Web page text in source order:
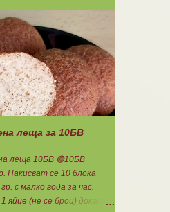
на мазнини. Подходящ е
непоносимост. Самата
при качествените
млечната захар и по
проблемите със
на вода, подуване на
друг тип дискомфорт.
леща за 10БВ
леща 10БВ 🟢10БВ
Накисват се 10 блока
с малко вода за час.
яйце (не се брои) докато